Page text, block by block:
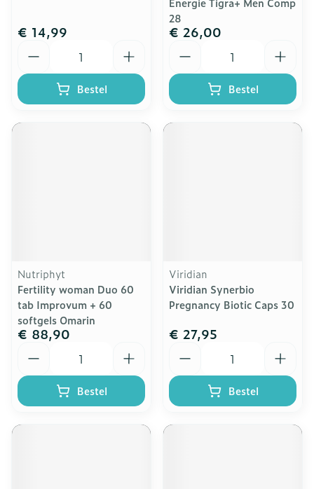
€ 14,99
Bestel
28
€ 26,00
Bestel
Nutriphyt
Fertility woman Duo 60
tab Improvum + 60
softgels Omarin
€ 88,90
Bestel
Viridian
Viridian Synerbio
Pregnancy Biotic Caps 30
€ 27,95
Bestel